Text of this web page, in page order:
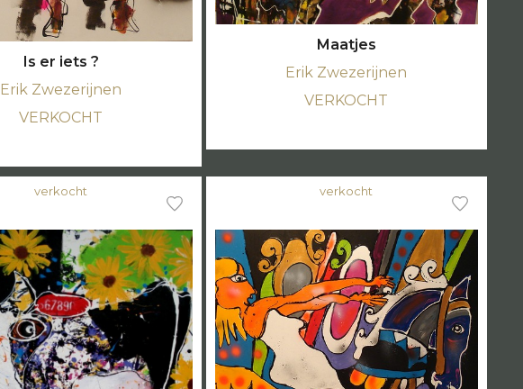
Is er iets ?
Erik Zwezerijnen
VERKOCHT
Maatjes
Erik Zwezerijnen
VERKOCHT
verkocht verkocht